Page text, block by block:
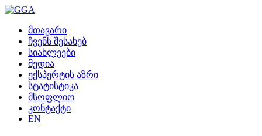
მთავარი
ჩვენს შესახებ
სიახლეები
მედია
ექსპერტის აზრი
სტატისტიკა
მსოფლიო
კონტაქტი
EN